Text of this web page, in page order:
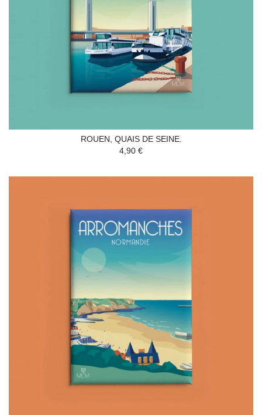
ROUEN, QUAIS DE SEINE.
4,90 €